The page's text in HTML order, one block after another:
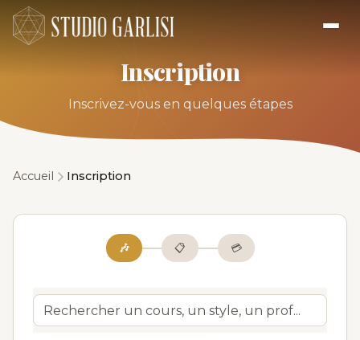
Inscription
Inscrivez-vous en quelques étapes
Accueil Inscription
🎶 📋 💳